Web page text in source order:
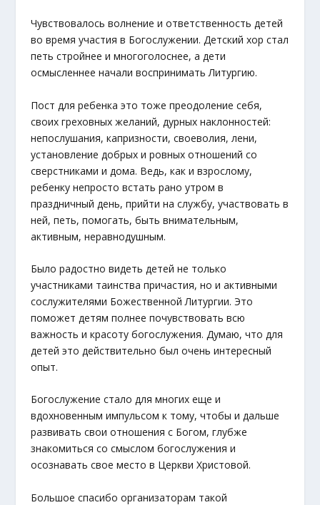
Чувствовалось волнение и ответственность детей
во время участия в Богослужении. Детский хор стал
петь стройнее и многоголоснее, а дети
осмысленнее начали воспринимать Литургию.
Пост для ребенка это тоже преодоление себя,
своих греховных желаний, дурных наклонностей:
непослушания, капризности, своеволия, лени,
установление добрых и ровных отношений со
сверстниками и дома. Ведь, как и взрослому,
ребенку непросто встать рано утром в
праздничный день, прийти на службу, участвовать в
ней, петь, помогать, быть внимательным,
активным, неравнодушным.
Было радостно видеть детей не только
участниками таинства причастия, но и активными
сослужителями Божественной Литургии. Это
поможет детям полнее почувствовать всю
важность и красоту богослужения. Думаю, что для
детей это действительно был очень интересный
опыт.
Богослужение стало для многих еще и
вдохновенным импульсом к тому, чтобы и дальше
развивать свои отношения с Богом, глубже
знакомиться со смыслом богослужения и
осознавать свое место в Церкви Христовой.
Большое спасибо организаторам такой